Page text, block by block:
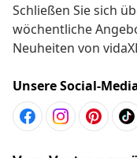
Schließen Sie sich
wöchentliche
Neuheiten von
Unsere Social-